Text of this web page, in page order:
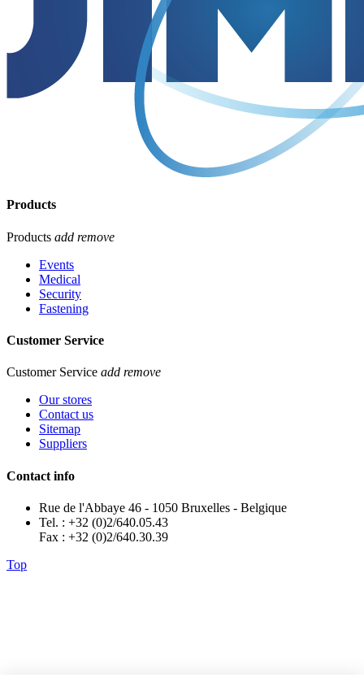
Products
Products add remove
Events
Medical
Security
Fastening
Customer Service
Customer Service add remove
Our stores
Contact us
Sitemap
Suppliers
Contact info
Rue de l'Abbaye 46 - 1050 Bruxelles - Belgique
Tel. : +32 (0)2/640.05.43
Fax : +32 (0)2/640.30.39
Top